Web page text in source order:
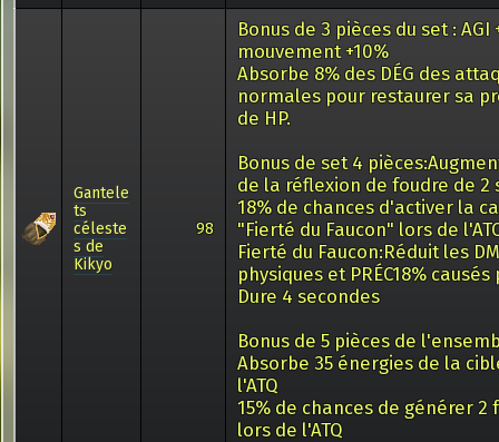
Gantele
ts
céleste
s de
Kikyo
98
Bonus de 3 pièces du set : AGI
mouvement +10%
Absorbe 8% des DÉG des
normales pour restaurer sa
de HP.
Bonus de set 4
de la réflexion de foudre de 2
18% de chances d'activer la
"Fierté du Faucon" lors de
Fierté du Faucon:Réduit les
physiques et PRÉC18%
Dure 4 secondes
Bonus de 5 pièces de
Absorbe 35 énergies de la
l'ATQ
15% de chances de générer 2
lors de l'ATQ